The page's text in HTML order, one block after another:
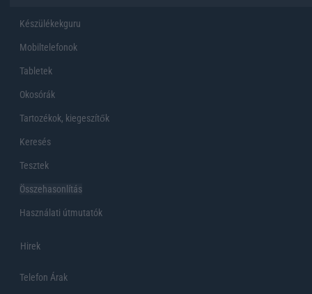
Készülékekguru
Mobiltelefonok
Tabletek
Okosórák
Tartozékok, kiegeszítők
Keresés
Tesztek
Összehasonlítás
Használati útmutatók
Hirek
Telefon Árak